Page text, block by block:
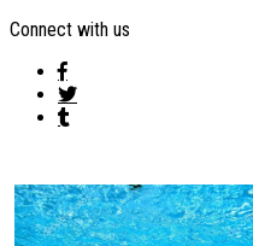
Connect with us